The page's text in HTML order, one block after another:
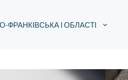
ФРАНКІВСЬКА І ОБЛАСТІ